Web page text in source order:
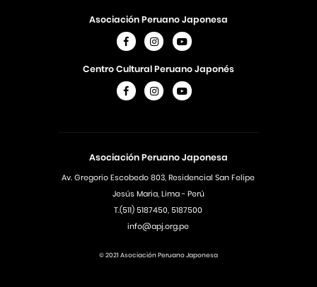
Asociación Peruano Japonesa
Av. Gregorio Escobedo 803, Residencial San Felipe
Jesús Maria, Lima - Perú
T.(511) 5187450, 5187500
info@apj.org.pe
Asociación Peruano Japonesa
Centro Cultural Peruano Japonés
© 2021 Asociación Peruano Japonesa